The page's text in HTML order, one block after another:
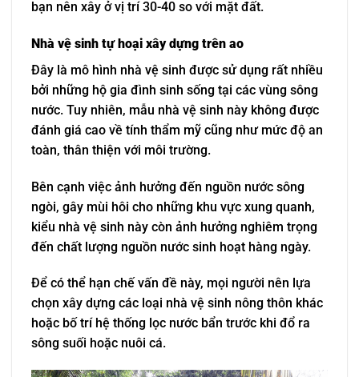
bạn nên xây ở vị trí 30-40 so với mặt đất.
Nhà vệ sinh tự hoại xây dựng trên ao
Đây là mô hình nhà vệ sinh được sử dụng rất nhiều
bởi những hộ gia đình sinh sống tại các vùng sông
nước. Tuy nhiên, mẫu nhà vệ sinh này không được
đánh giá cao về tính thẩm mỹ cũng như mức độ an
toàn, thân thiện với môi trường.
Bên cạnh việc ảnh hưởng đến nguồn nước sông
ngòi, gây mùi hôi cho những khu vực xung quanh,
kiểu nhà vệ sinh này còn ảnh hưởng nghiêm trọng
đến chất lượng nguồn nước sinh hoạt hàng ngày.
Để có thể hạn chế vấn đề này, mọi người nên lựa
chọn xây dựng các loại nhà vệ sinh nông thôn khác
hoặc bố trí hệ thống lọc nước bẩn trước khi đổ ra
sông suối hoặc nuôi cá.